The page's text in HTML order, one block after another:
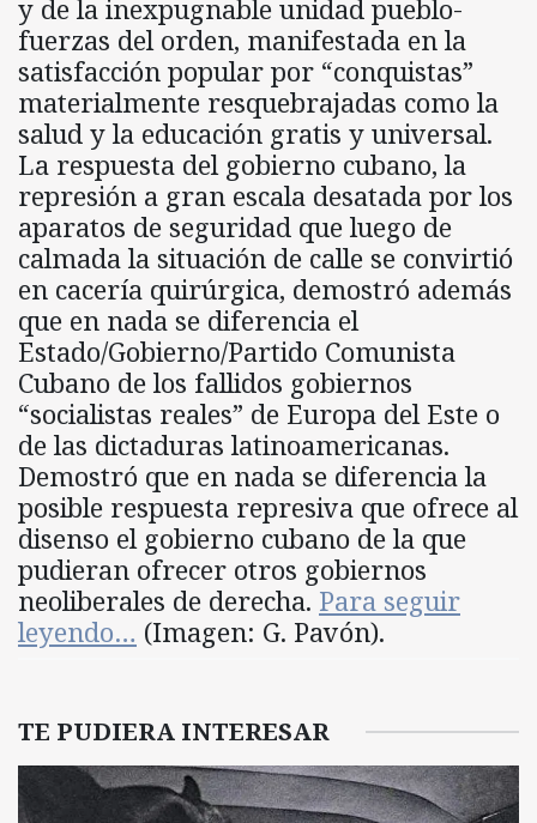
y de la inexpugnable unidad pueblo-
fuerzas del orden, manifestada en la
satisfacción popular por “conquistas”
materialmente resquebrajadas como la
salud y la educación gratis y universal.
La respuesta del gobierno cubano, la
represión a gran escala desatada por los
aparatos de seguridad que luego de
calmada la situación de calle se convirtió
en cacería quirúrgica, demostró además
que en nada se diferencia el
Estado/Gobierno/Partido Comunista
Cubano de los fallidos gobiernos
“socialistas reales” de Europa del Este o
de las dictaduras latinoamericanas.
Demostró que en nada se diferencia la
posible respuesta represiva que ofrece al
disenso el gobierno cubano de la que
pudieran ofrecer otros gobiernos
neoliberales de derecha. Para seguir
leyendo… (Imagen: G. Pavón).
TE PUDIERA INTERESAR